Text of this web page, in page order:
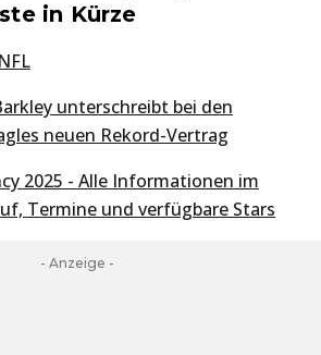
in Kürze
unterschreibt bei den
neuen Rekord-Vertrag
2025 - Alle Informationen im
Termine und verfügbare Stars
- Anzeige -